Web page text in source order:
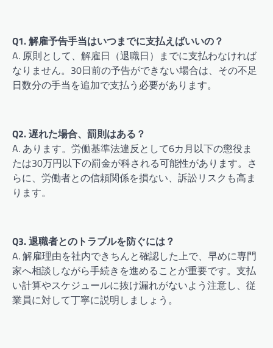
Q1. 解雇予告手当はいつまでに支払えばいいの？
A. 原則として、解雇日（退職日）までに支払わなければ
なりません。30日前の予告ができない場合は、その不足
日数分の手当を追加で支払う必要があります。
Q2. 遅れた場合、罰則はある？
A. あります。労働基準法違反として6カ月以下の懲役ま
たは30万円以下の罰金が科される可能性があります。さ
らに、労働者との信頼関係を損ない、訴訟リスクも高ま
ります。
Q3. 退職者とのトラブルを防ぐには？
A. 解雇理由を社内できちんと確認した上で、早めに専門
家へ相談しながら手続きを進めることが重要です。支払
い計算やスケジュールに抜け漏れがないよう注意し、従
業員に対して丁寧に説明しましょう。